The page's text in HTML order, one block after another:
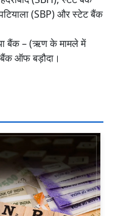
(SBP) और स्टेट बैंक
बैंक – (ऋण के मामले में
ऑफ बड़ौदा।